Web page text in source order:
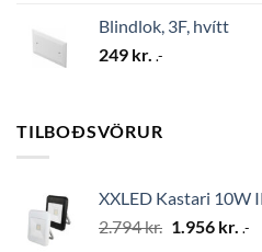
Blindlok, 3F, hvítt
249 kr. .-
TILBOÐSVÖRUR
XXLED Kastari 10W
2.794kr. Original
1.956 kr. .-